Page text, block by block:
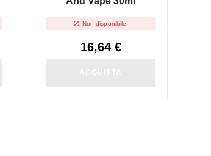
 Non disponibile!
16,64 €